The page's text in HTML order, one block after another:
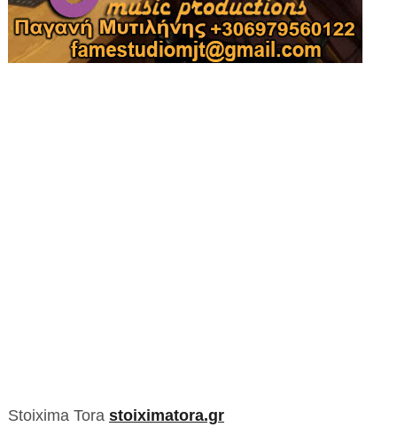
Stoixima Tora stoiximatora.gr